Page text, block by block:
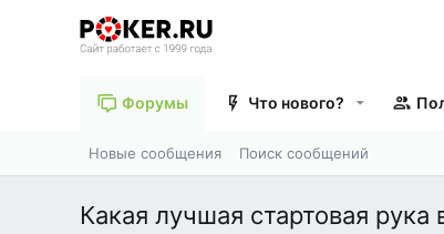
Форумы Что нового?
Новые сообщения Поиск сообщений
Какая лучшая стартовая рука